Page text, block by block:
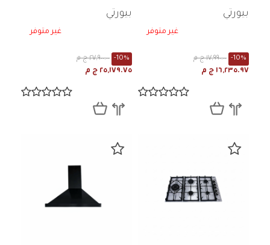
بيورتي
غير متوفر
١٧,٩٩٠.٠٠ ج م -10%
١٦,٢٣٥.٩٧ ج م
بيورتي
غير متوفر
٢٧,٩٠٠.٠٠ ج م -10%
٢٥,١٧٩.٧٥ ج م